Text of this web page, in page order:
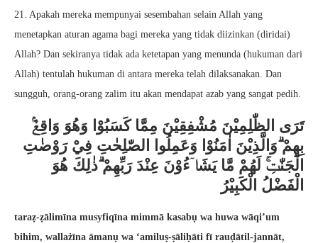
21. Apakah mereka mempunyai sesembahan selain Allah yang
menetapkan aturan agama bagi mereka yang tidak diizinkan (diridai)
Allah? Dan sekiranya tidak ada ketetapan yang menunda (hukuman dari
Allah) tentulah hukuman di antara mereka telah dilaksanakan. Dan
sungguh, orang-orang zalim itu akan mendapat azab yang sangat pedih.
تَرَى الظّٰلِمِيْنَ مُشْفِقِيْنَ مِمَّا كَسَبُوْا وَهُوَ وَاقِعٌۢ
بِهِمْ ۗوَالَّذِيْنَ اٰمَنُوْا وَعَمِلُوا الصّٰلِحٰتِ فِيْ رَوْضٰتِ
الْجَنّٰتِۚ لَهُمْ مَّا يَشَاۤءُوْنَ عِنْدَ رَبِّهِمْ ۗذٰلِكَ هُوَ
الْفَضْلُ الْكَبِيْرُ
taraẓ-ẓālimīna musyfiqīna mimmā kasabụ wa huwa wāqi’um
bihim, wallażīna āmanụ wa ‘amiluṣ-ṣāliḥāti fī rauḍātil-jannāt,